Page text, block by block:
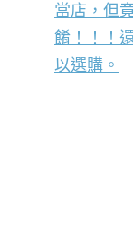
當店，但
餚！！！
以選購。